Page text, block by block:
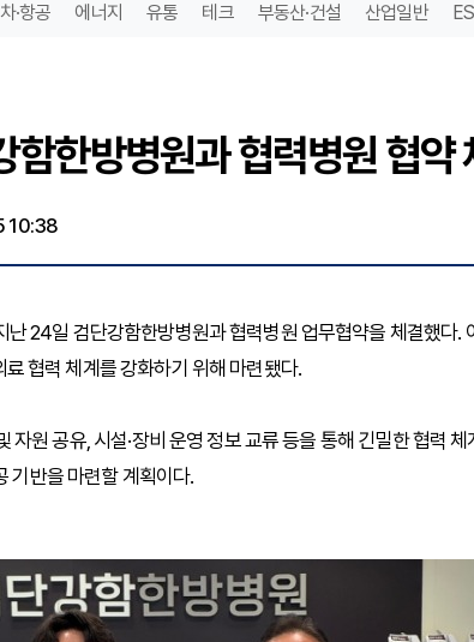
·항공 에너지 유통 테크 부동산·건설 산업일반
함한방병원과 협력병원 협약
10:38
24일 검단강함한방병원과 협력병원 업무협약을 체결했다.
협력 체계를 강화하기 위해 마련됐다.
자원 공유, 시설·장비 운영 정보 교류 등을 통해 긴밀한 협력
기반을 마련할 계획이다.